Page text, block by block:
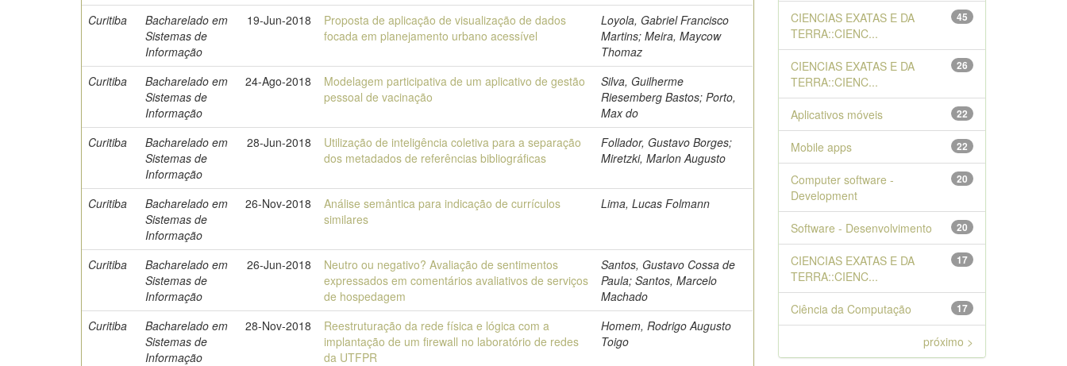
Curitiba
Bacharelado em
Sistemas de
Informação
19-Jun-2018
Proposta de aplicação de visualização de dados
focada em planejamento urbano acessível
Loyola, Gabriel Francisco
Martins; Meira, Maycow
Thomaz
Curitiba
Bacharelado em
Sistemas de
Informação
24-Ago-2018
Modelagem participativa de um aplicativo de gestão
pessoal de vacinação
Silva, Guilherme
Riesemberg Bastos; Porto,
Max do
Curitiba
Bacharelado em
Sistemas de
Informação
28-Jun-2018
Utilização de inteligência coletiva para a separação
dos metadados de referências bibliográficas
Follador, Gustavo Borges;
Miretzki, Marlon Augusto
Curitiba
Bacharelado em
Sistemas de
Informação
26-Nov-2018
Análise semântica para indicação de currículos
similares
Lima, Lucas Folmann
Curitiba
Bacharelado em
Sistemas de
Informação
26-Jun-2018
Neutro ou negativo? Avaliação de sentimentos
expressados em comentários avaliativos de serviços
de hospedagem
Santos, Gustavo Cossa de
Paula; Santos, Marcelo
Machado
Curitiba
Bacharelado em
Sistemas de
Informação
28-Nov-2018
Reestruturação da rede física e lógica com a
implantação de um firewall no laboratório de redes
da UTFPR
Homem, Rodrigo Augusto
Toigo
45
CIENCIAS EXATAS E DA
TERRA::CIENC...
26
CIENCIAS EXATAS E DA
TERRA::CIENC...
22
Aplicativos móveis
22
Mobile apps
20
Computer software -
Development
20
Software - Desenvolvimento
17
CIENCIAS EXATAS E DA
TERRA::CIENC...
17
Ciência da Computação
próximo >